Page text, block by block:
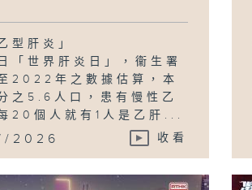
型肝炎」
「世界肝炎日」，衞生署
2022年之數據估算，本
之5.6人口，患有慢性乙
20個人就有1人是乙肝...
2026 收看